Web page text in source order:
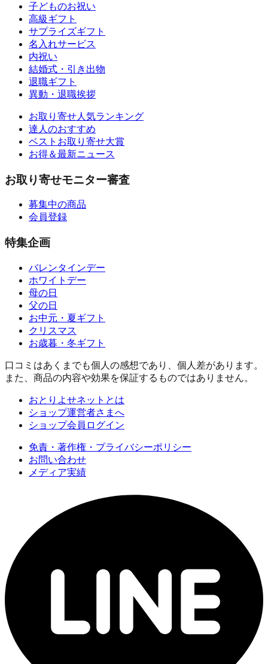
子どものお祝い
高級ギフト
サプライズギフト
名入れサービス
内祝い
結婚式・引き出物
退職ギフト
異動・退職挨拶
お取り寄せ人気ランキング
達人のおすすめ
ベストお取り寄せ大賞
お得＆最新ニュース
お取り寄せモニター審査
募集中の商品
会員登録
特集企画
バレンタインデー
ホワイトデー
母の日
父の日
お中元・夏ギフト
クリスマス
お歳暮・冬ギフト
口コミはあくまでも個人の感想であり、個人差があります。
また、商品の内容や効果を保証するものではありません。
おとりよせネットとは
ショップ運営者さまへ
ショップ会員ログイン
免責・著作権・プライバシーポリシー
お問い合わせ
メディア実績